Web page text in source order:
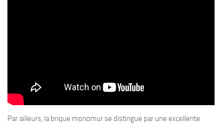
Par ailleurs, la brique monomur se distingue par une excellente